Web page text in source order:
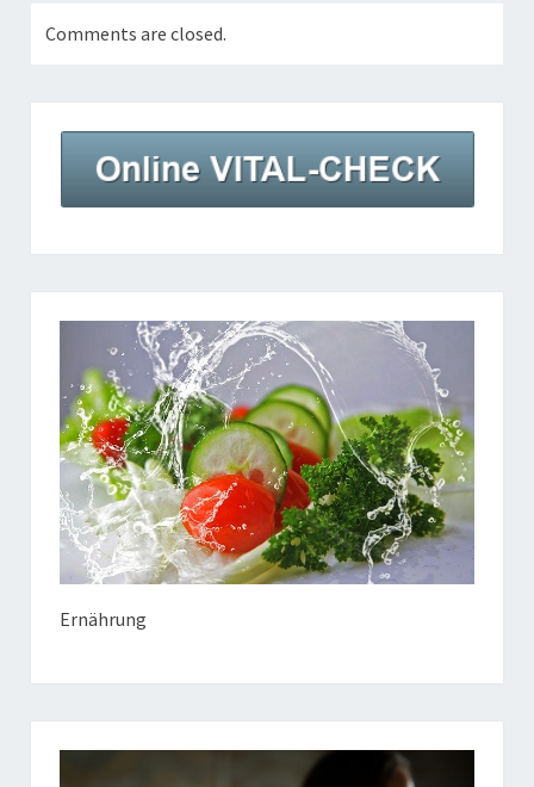
Comments are closed.
Ernährung